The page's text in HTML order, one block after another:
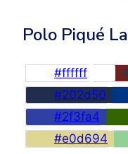
Polo Piqué
#ffffff
#202d50
#2f3fa4
#e0d694